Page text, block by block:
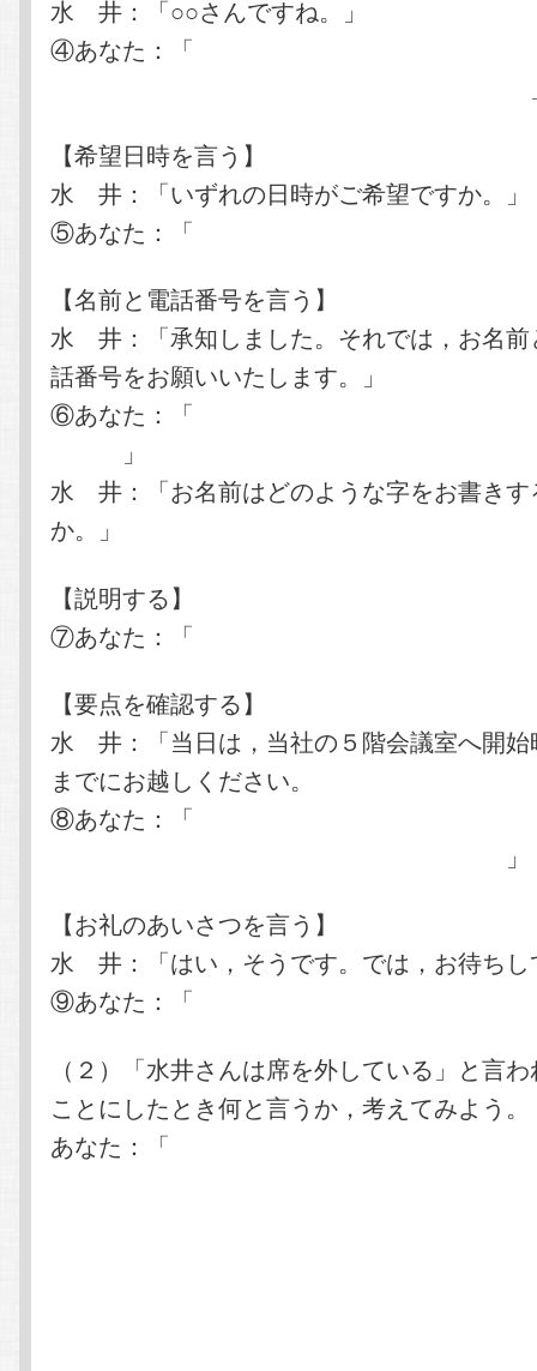
水 井：「○○さんですね。」
④あなた：「
【希望日時を言う】
水 井：「いずれの日時がご希望ですか。」
⑤あなた：「
【名前と電話番号を言う】
水 井：「承知しました。それでは，お名前
話番号をお願いいたします。」
⑥あなた：「
」
水 井：「お名前はどのような字をお書きす
か。」
【説明する】
⑦あなた：「
【要点を確認する】
水 井：「当日は，当社の５階会議室へ開始
までにお越しください。
⑧あなた：「
」
【お礼のあいさつを言う】
水 井：「はい，そうです。では，お待ちし
⑨あなた：「
（２）「水井さんは席を外している」と言
ことにしたとき何と言うか，考えてみよう。
あなた：「